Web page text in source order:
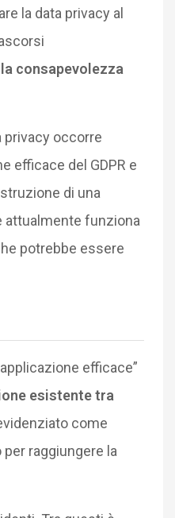
la data privacy al
consapevolezza
privacy occorre
efficace del GDPR e
di una
attualmente funziona
potrebbe essere
efficace”
esistente tra
come
raggiungere la